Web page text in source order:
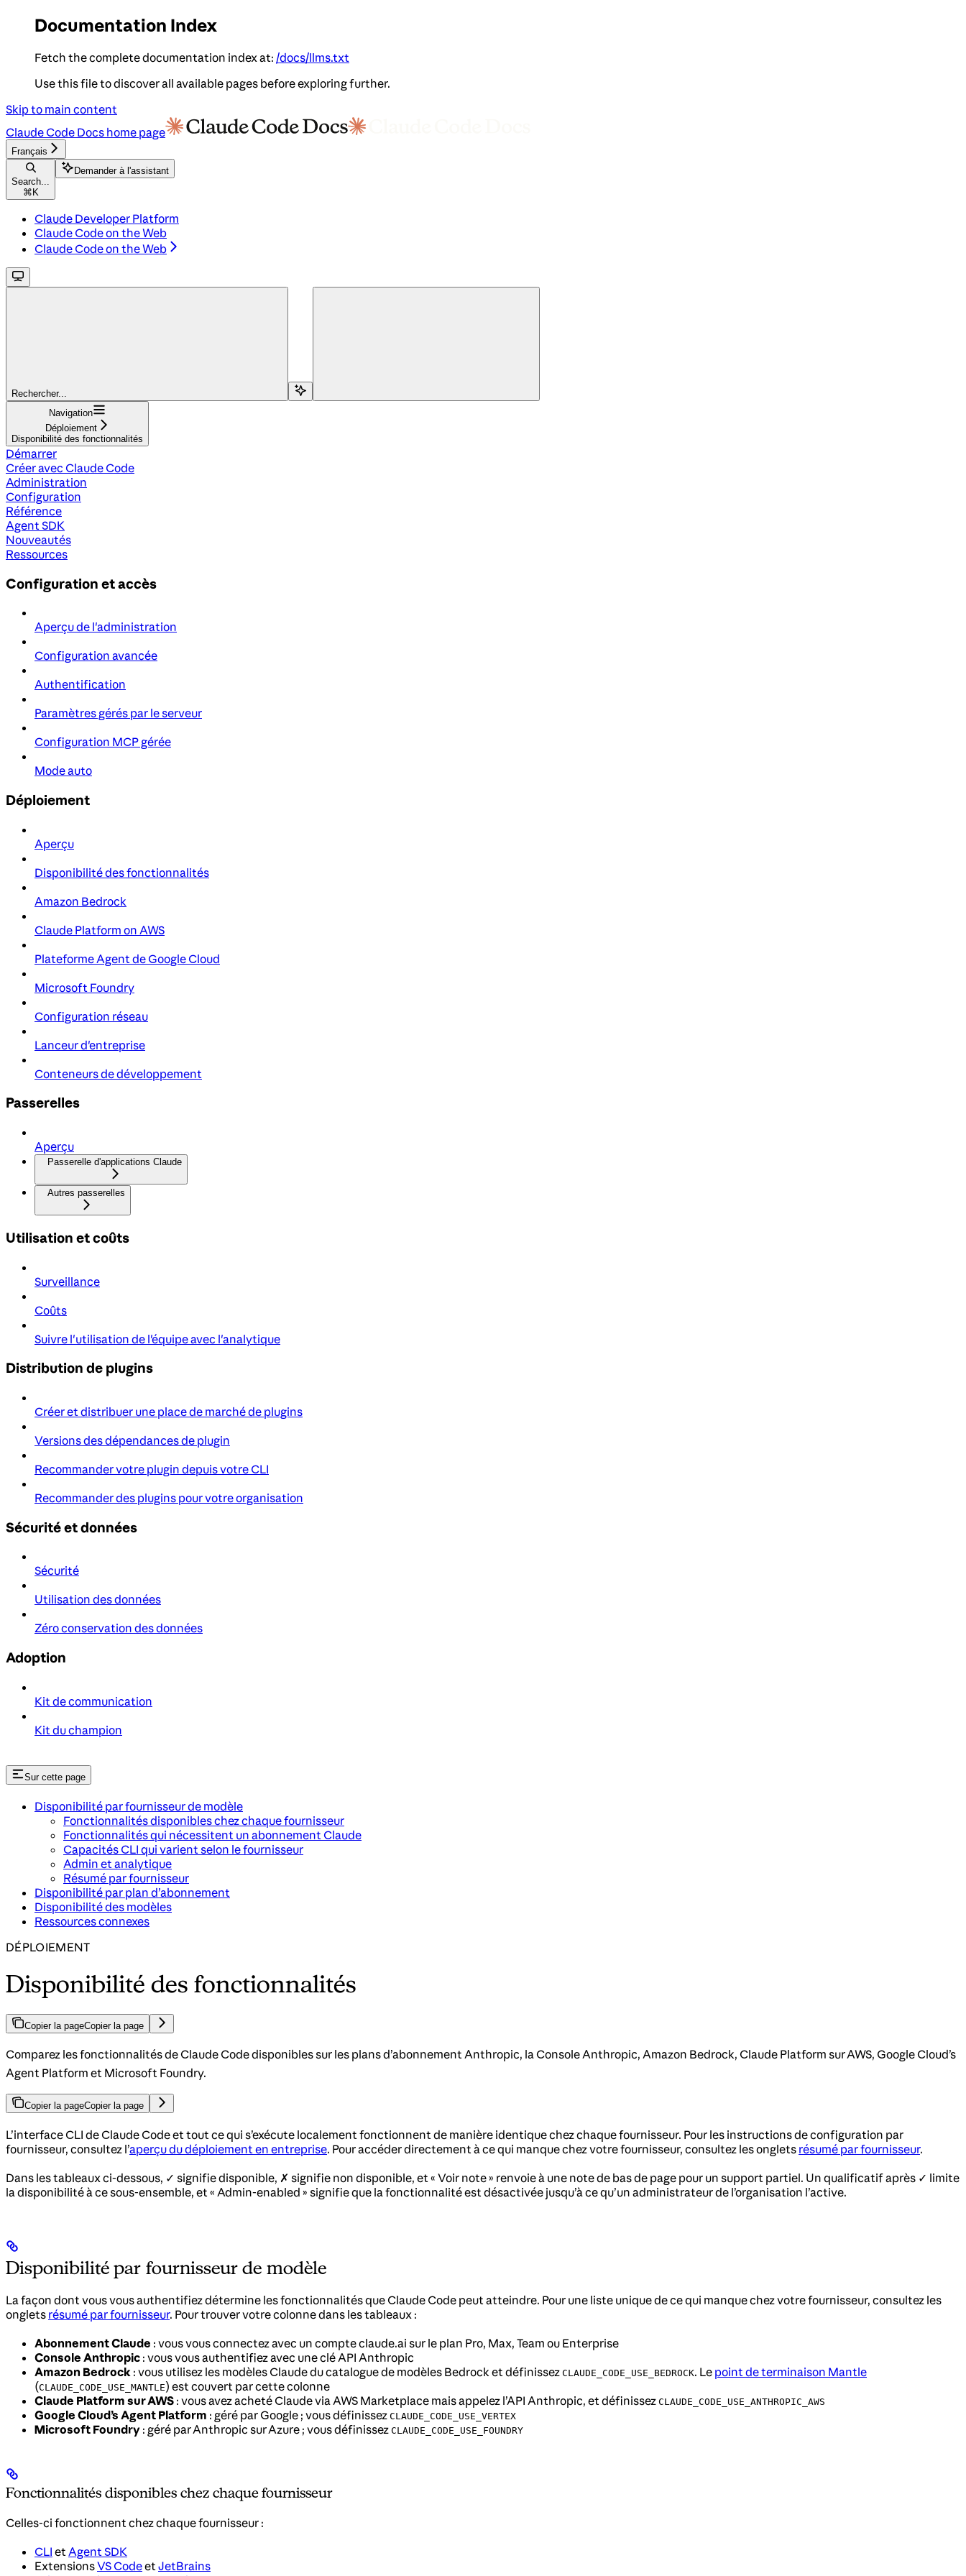
Documentation Index
Fetch the complete documentation index at: /docs/llms.txt
Use this file to discover all available pages before exploring further.
Skip to main content
Claude Code Docs home page
Français
Search...
⌘ K
Demander à l'assistant
Claude Developer Platform
Claude Code on the Web
Claude Code on the Web
Rechercher...
Navigation
Déploiement
Disponibilité des fonctionnalités
Démarrer
Créer avec Claude Code
Administration
Configuration
Référence
Agent SDK
Nouveautés
Ressources
Configuration et accès
Aperçu de l'administration
Configuration avancée
Authentification
Paramètres gérés par le serveur
Configuration MCP gérée
Mode auto
Déploiement
Aperçu
Disponibilité des fonctionnalités
Amazon Bedrock
Claude Platform on AWS
Plateforme Agent de Google Cloud
Microsoft Foundry
Configuration réseau
Lanceur d'entreprise
Conteneurs de développement
Passerelles
Aperçu
Passerelle d'applications Claude
Autres passerelles
Utilisation et coûts
Surveillance
Coûts
Suivre l'utilisation de l'équipe avec l'analytique
Distribution de plugins
Créer et distribuer une place de marché de plugins
Versions des dépendances de plugin
Recommander votre plugin depuis votre CLI
Recommander des plugins pour votre organisation
Sécurité et données
Sécurité
Utilisation des données
Zéro conservation des données
Adoption
Kit de communication
Kit du champion
Sur cette page
Disponibilité par fournisseur de modèle
Fonctionnalités disponibles chez chaque fournisseur
Fonctionnalités qui nécessitent un abonnement Claude
Capacités CLI qui varient selon le fournisseur
Admin et analytique
Résumé par fournisseur
Disponibilité par plan d’abonnement
Disponibilité des modèles
Ressources connexes
DÉPLOIEMENT
Disponibilité des fonctionnalités
Copier la pageCopier la page
Comparez les fonctionnalités de Claude Code disponibles sur les plans d’abonnement Anthropic, la Console Anthropic, Amazon Bedrock, Claude Platform sur AWS, Google Cloud’s
Agent Platform et Microsoft Foundry.
Copier la pageCopier la page
L’interface CLI de Claude Code et tout ce qui s’exécute localement fonctionnent de manière identique chez chaque fournisseur. Pour les instructions de configuration par
fournisseur, consultez l’aperçu du déploiement en entreprise. Pour accéder directement à ce qui manque chez votre fournisseur, consultez les onglets résumé par fournisseur.
Dans les tableaux ci-dessous, ✓ signifie disponible, ✗ signifie non disponible, et « Voir note » renvoie à une note de bas de page pour un support partiel. Un qualificatif après ✓ limite
la disponibilité à ce sous-ensemble, et « Admin-enabled » signifie que la fonctionnalité est désactivée jusqu’à ce qu’un administrateur de l’organisation l’active.
Disponibilité par fournisseur de modèle
La façon dont vous vous authentifiez détermine les fonctionnalités que Claude Code peut atteindre. Pour une liste unique de ce qui manque chez votre fournisseur, consultez les
onglets résumé par fournisseur. Pour trouver votre colonne dans les tableaux :
Abonnement Claude : vous vous connectez avec un compte claude.ai sur le plan Pro, Max, Team ou Enterprise
Console Anthropic : vous vous authentifiez avec une clé API Anthropic
Amazon Bedrock : vous utilisez les modèles Claude du catalogue de modèles Bedrock et définissez CLAUDE_CODE_USE_BEDROCK. Le point de terminaison Mantle
(CLAUDE_CODE_USE_MANTLE) est couvert par cette colonne
Claude Platform sur AWS : vous avez acheté Claude via AWS Marketplace mais appelez l’API Anthropic, et définissez CLAUDE_CODE_USE_ANTHROPIC_AWS
Google Cloud’s Agent Platform : géré par Google ; vous définissez CLAUDE_CODE_USE_VERTEX
Microsoft Foundry : géré par Anthropic sur Azure ; vous définissez CLAUDE_CODE_USE_FOUNDRY
Fonctionnalités disponibles chez chaque fournisseur
Celles-ci fonctionnent chez chaque fournisseur :
CLI etAgent SDK
ExtensionsVS CodeetJetBrains